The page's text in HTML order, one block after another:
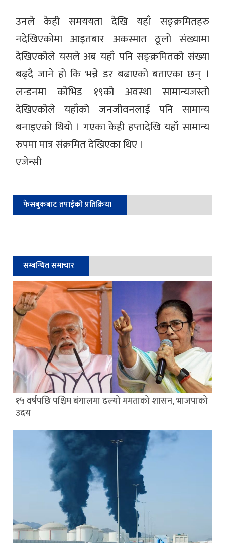
उनले केही समययता देखि यहाँ सङ्क्रमितहरु
नदेखिएकोमा आइतबार अकस्मात ठूलो संख्यामा
देखिएकोले यसले अब यहाँ पनि सङ्क्रमितको संख्या
बढ्दै जाने हो कि भन्ने डर बढाएको बताएका छन् ।
लन्डनमा कोभिड १९को अवस्था सामान्यजस्तो
देखिएकोले यहाँको जनजीवनलाई पनि सामान्य
बनाइएको थियो । गएका केही हप्तादेखि यहाँ सामान्य
रुपमा मात्र संक्रमित देखिएका थिए ।
एजेन्सी
फेसबुकबाट तपाईको प्रतिक्रिया
सम्बन्धित समाचार
१५ वर्षपछि पश्चिम बंगालमा ढल्यो ममताको शासन, भाजपाको
उदय